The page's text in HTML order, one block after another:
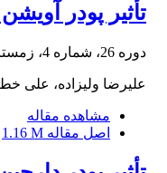
تأثیر پودر
دوره 26، شماره 4، زمستان 1403، صفحه
علیرضا ولیزاده، علی
مشاهده مقاله
اصل مقاله 1.16 M